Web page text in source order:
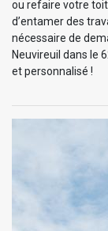
ou refaire votre
d’entamer des
nécessaire de
Neuvireuil dans le
et personnalisé !